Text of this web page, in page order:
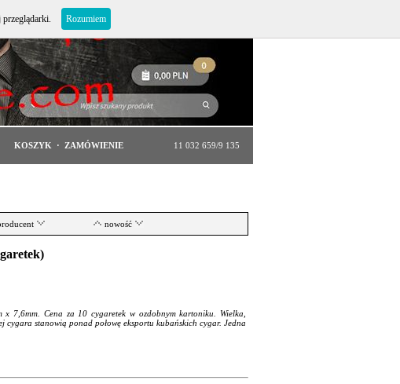
KOSZYK · ZAMÓWIENIE 11 032 659/9 135
nowość
7,6mm. Cena za 10 cygaretek w ozdobnym kartoniku. Wielka,
cygara stanowią ponad połowę eksportu kubańskich cygar. Jedna
Rozumiem